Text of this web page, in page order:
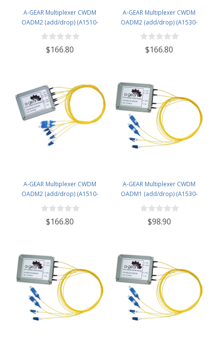
A-GEAR Multiplexer CWDM
OADM2 (add/drop) (A1510-
D1570 D1510-A1570)
$166.80
A-GEAR Multiplexer CWDM
OADM2 (add/drop) (A1530-
D1550 D1530-A1550)
$166.80
A-GEAR Multiplexer CWDM
OADM2 (add/drop) (A1510-
D1550 D1570-A1530)
$166.80
A-GEAR Multiplexer CWDM
OADM1 (add/drop) (A1530-
D1550)
$98.90